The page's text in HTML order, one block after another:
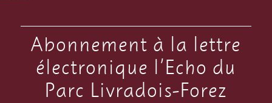
Abonnement à la lettre
électronique l’Echo du
Parc Livradois-Forez